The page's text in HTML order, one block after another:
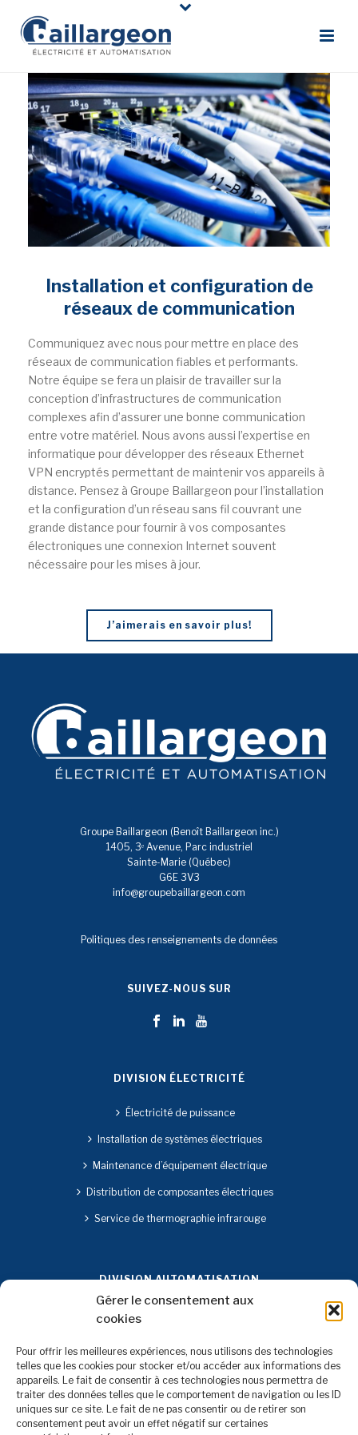
Gérer le consentement aux
cookies
Pour offrir les meilleures expériences, nous utilisons des technologies
telles que les cookies pour stocker et/ou accéder aux informations des
appareils. Le fait de consentir à ces technologies nous permettra de
traiter des données telles que le comportement de navigation ou les ID
uniques sur ce site. Le fait de ne pas consentir ou de retirer son
consentement peut avoir un effet négatif sur certaines
Installation et configuration de
réseaux de communication
Communiquez avec nous pour mettre en place des
réseaux de communication fiables et performants.
Notre équipe se fera un plaisir de travailler sur la
conception d’infrastructures de communication
complexes afin d’assurer une bonne communication
entre votre matériel. Nous avons aussi l’expertise en
informatique pour développer des réseaux Ethernet
VPN encryptés permettant de maintenir vos appareils à
distance. Pensez à Groupe Baillargeon pour l’installation
et la configuration d’un réseau sans fil couvrant une
grande distance pour fournir à vos composantes
électroniques une connexion Internet souvent
nécessaire pour les mises à jour.
J’aimerais en savoir plus!
Groupe Baillargeon (Benoît Baillargeon inc.)
1405, 3ᵉ Avenue, Parc industriel
Sainte-Marie (Québec)
G6E 3V3
info@groupebaillargeon.com
Politiques des renseignements de données
SUIVEZ-NOUS SUR
DIVISION ÉLECTRICITÉ
Électricité de puissance
Installation de systèmes électriques
Maintenance d’équipement électrique
Distribution de composantes électriques
Service de thermographie infrarouge
DIVISION AUTOMATISATION
Conception et fabrication de panneaux de contrôle
Développement de logiciels d’automatisation
Installation de composantes de sécurité des machines
Installation et configuration de réseaux de